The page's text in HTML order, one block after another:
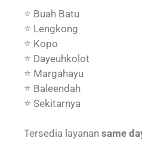
⭐ Buah Batu
⭐ Lengkong
⭐ Kopo
⭐ Dayeuhkolot
⭐ Margahayu
⭐ Baleendah
⭐ Sekitarnya
Tersedia layanan same